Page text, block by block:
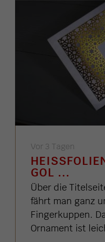
Vor 3 Tagen
OL ...
Über die
fährt man ganz
Fingerkuppen.
Ornament ist